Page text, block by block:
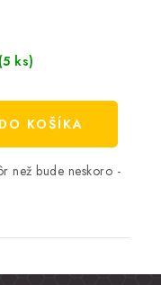
(5 ks)
DO KOŠÍKA
než bude neskoro -